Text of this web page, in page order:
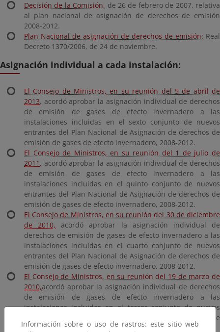
Decisión de la Comisión, de 26 de febrero de 2007, relativa
al plan nacional de asignación de derechos de emisión
2008-2012.
Plan Nacional de asignación de derechos de emisión: Real
Decreto 1370/2006, de 24 de noviembre.
Asignación individual a cada instalación:
El Consejo de Ministros, en su reunión del 5 de abril de
2013, acordó aprobar la asignación individual de derechos
de emisión de gases de efecto invernadero a las
instalaciones incluidas en el sexto conjunto de nuevos
entrantes del Plan Nacional de Asignación de derechos de
emisión de gases de efecto invernadero, 2008-2012.
El Consejo de Ministros, en su reunión del 1 de julio de
2011 , acordó aprobar la asignación individual de derechos
de emisión de gases de efecto invernadero a las
instalaciones incluidas en el quinto conjunto de nuevos
entrantes del Plan Nacional de Asignación de derechos de
emisión de gases de efecto invernadero, 2008-2012.
El Consejo de Ministros, en su reunión del 30 de diciembre
de 2010, acordó aprobar la asignación individual de
derechos de emisión de gases de efecto invernadero a las
instalaciones incluidas en el cuarto conjunto de nuevos
entrantes del Plan Nacional de Asignación de derechos de
emisión de gases de efecto invernadero, 2008-2012.
El Consejo de Ministros, en su reunión del 19 de marzo de
2010,acordó aprobar la asignación individual de derechos
de emisión de gases de efecto invernadero a las
instalaciones incluidas en el tercer conjunto de nuevos
entrantes del Plan Nacional de Asignación de derechos de
emisión de gases de efecto invernadero, 2008-2012.
Información sobre o uso de rastros: este sitio web